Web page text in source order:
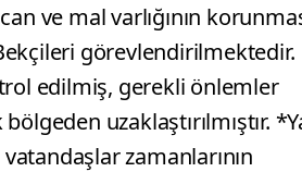
ve mal varlığının
görevlendirilmektedir.
edilmiş, gerekli önlemler
uzaklaştırılmıştır.
zamanlarının